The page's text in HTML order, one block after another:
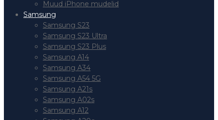
Muud iPhone mudelid
Samsung
Samsung S23
Samsung S23 Ultra
Samsung S23 Plus
Samsung A14
Samsung A34
Samsung A54 5G
Samsung A21s
Samsung A02s
Samsung A12